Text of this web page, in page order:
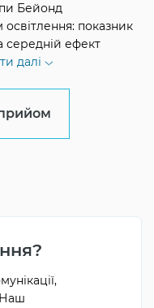
Бейонд
освітлення: показник
середній ефект
далі
Наш